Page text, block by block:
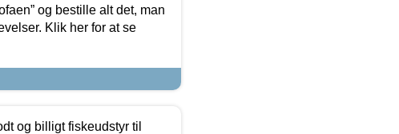
og bestille alt det, man
Klik her for at se
og billigt fiskeudstyr til